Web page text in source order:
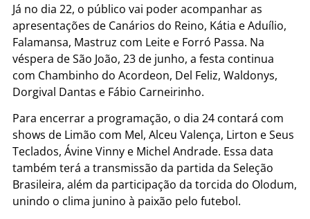
Já no dia 22, o público vai poder acompanhar as
apresentações de Canários do Reino, Kátia e Aduílio,
Falamansa, Mastruz com Leite e Forró Passa. Na
véspera de São João, 23 de junho, a festa continua
com Chambinho do Acordeon, Del Feliz, Waldonys,
Dorgival Dantas e Fábio Carneirinho.
Para encerrar a programação, o dia 24 contará com
shows de Limão com Mel, Alceu Valença, Lirton e Seus
Teclados, Ávine Vinny e Michel Andrade. Essa data
também terá a transmissão da partida da Seleção
Brasileira, além da participação da torcida do Olodum,
unindo o clima junino à paixão pelo futebol.